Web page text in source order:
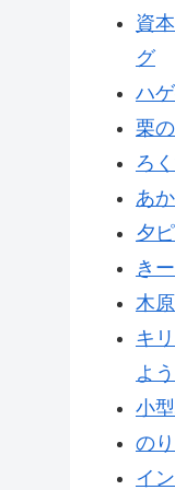
資
グ
ハ
栗
ろ
あ
夕
き
木
キ
よ
小
の
イ